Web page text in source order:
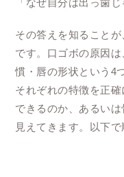
その答えを知ること
です。口ゴボの原因
慣・唇の形状という4
それぞれの特徴を正
できるのか、あるい
見えてきます。以下で